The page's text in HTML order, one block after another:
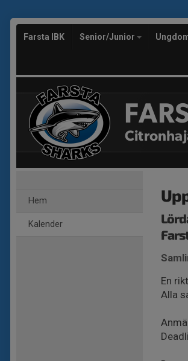
Farsta IBK Senior/Junior
Hem
Kalender
En
Alla